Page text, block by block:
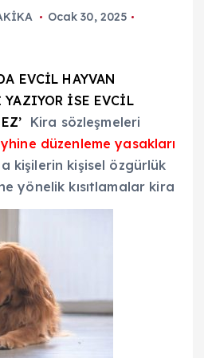
Ocak 30, 2025
EVCİL HAYVAN
YAZIYOR İSE EVCİL
Kira sözleşmeleri
düzenleme yasakları
kişilerin kişisel özgürlük
yönelik kısıtlamalar kira